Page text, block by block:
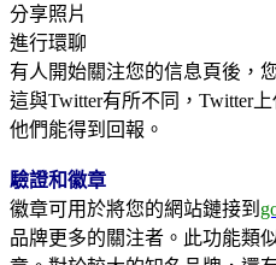
分享照片
進行環聊
有人開始關注您的信息頁後，
這與Twitter有所不同，Twitter
他們能得到回報。
驗證和徽章
徽章可用於將您的網站鏈接到
品牌更多的關注者。此功能類